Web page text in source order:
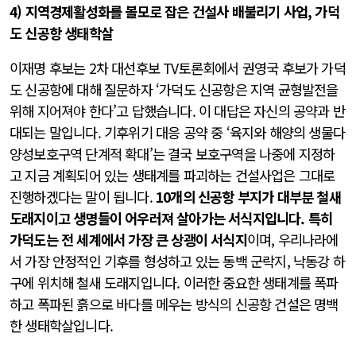
4) 지역경제활성화를 볼모로 잡은 건설사 배불리기 사업, 가덕
도 신공항 생태학살
이재명 후보는 2차 대선후보 TV토론회에서 권영국 후보가 가덕
도 신공항에 대해 질문하자 ‘가덕도 신공항은 지역 균형발전을
위해 지어져야 한다’고 답했습니다. 이 대답은 자신의 공약과 반
대되는 말입니다. 기후위기 대응 공약 중 ‘육지와 해양의 생물다
양성보호구역 단계적 확대’는 결국 보호구역을 나중에 지정하
고 지금 계획되어 있는 생태계를 파괴하는 건설사업은 그대로
진행하겠다는 말이 됩니다. 10개의 신공항 부지가 대부분 철새
도래지이고 생명들이 어우러져 살아가는 서식지입니다. 특히
가덕도는 전 세계에서 가장 큰 상괭이 서식지이며, 우리나라에
서 가장 안정적인 기후를 형성하고 있는 동백 군락지, 낙동강 하
구에 위치해 철새 도래지입니다. 이러한 중요한 생태계를 폭파
하고 폭파된 흙으로 바다를 메우는 방식의 신공항 건설은 명백
한 생태학살입니다.